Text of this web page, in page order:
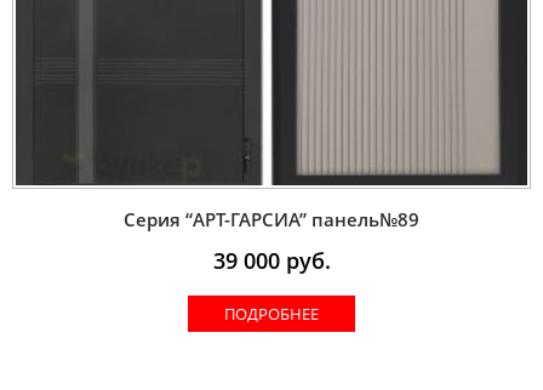
Серия “AРT-ГАРСИА” панель№89
39 000руб.
ПОДРОБНЕЕ